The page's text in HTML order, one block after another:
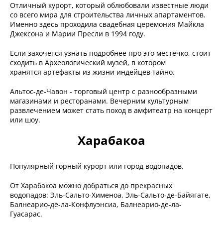
Отличный курорт, который облюбовали известные люди
со всего мира для строительства личных апартаментов.
Именно здесь проходила свадебная церемония Майкла
Джексона и Марии Пресли в 1994 году.
Если захочется узнать подробнее про это местечко, стоит
сходить в Археологический музей, в котором
хранятся артефакты из жизни индейцев тайно.
Альтос-де-Чавон - торговый центр с разнообразными
магазинами и ресторанами. Вечерним культурным
развлечением может стать поход в амфитеатр на концерт
или шоу.
Харабакоа
Популярный горный курорт или город водопадов.
От Харабакоа можно добраться до прекрасных
водопадов: Эль-Сальто-Хименоа, Эль-Сальто-де-Байягате,
Балнеарио-де-ла-Конфлуэнсиа, Балнеарио-де-ла-
Гуасарас.